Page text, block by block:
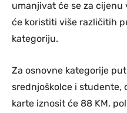
umanjivat će se za
će koristiti više različitih
kategoriju.
Za osnovne kategorije
srednjoškolce i studente,
karte iznosit će 88 KM,